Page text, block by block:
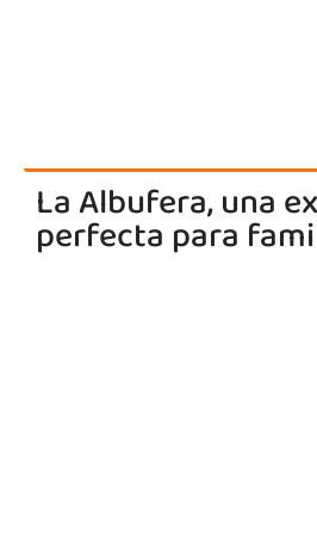
La Albufera, una
perfecta para